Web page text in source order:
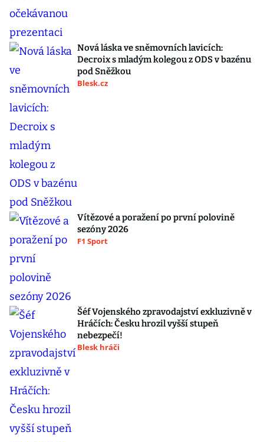
Nová láska ve sněmovních lavicích:
Decroix s mladým kolegou z ODS v bazénu
pod Sněžkou
Blesk.cz
Vítězové a poražení po první polovině
sezóny 2026
F1 Sport
Šéf Vojenského zpravodajství exkluzivně v
Hráčích: Česku hrozil vyšší stupeň
nebezpečí!
Blesk hráči